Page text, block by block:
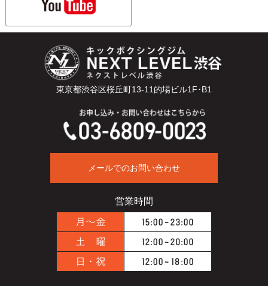
東京都渋谷区桜丘町13-11的場ビル1F･B1
メールでのお問い合わせ
営業時間